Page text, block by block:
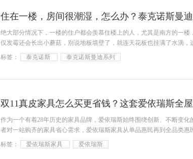
住在一楼，房间很潮湿，怎么办？泰克诺斯曼
绝大部分情况下，一楼的住户都会羡慕住楼上的人，尤其是南方的一
仅发霉还会长出小蘑菇，别说地板墙壁了，就连天花板也挂满了水滴，
心，
标签： 泰克诺斯 泰克诺斯曼迪系列
作为一个有着28年历史的家具品牌，爱依瑞斯始终围绕创新、不断变
者对一站购齐的家具省心需求，爱依瑞斯家具从单品惠民再到全品类惠
的基础
标签： 爱依瑞斯家具 爱依瑞斯